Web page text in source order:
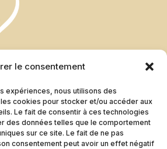
le consentement
expériences, nous utilisons des
cookies pour stocker et/ou accéder aux
Le fait de consentir à ces technologies
des données telles que le comportement
sur ce site. Le fait de ne pas
consentement peut avoir un effet négatif
la newsletter